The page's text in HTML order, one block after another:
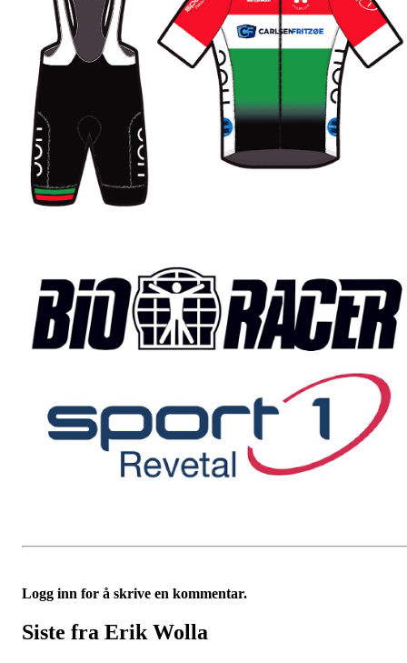
Logg inn for å skrive en kommentar.
Siste fra Erik Wolla